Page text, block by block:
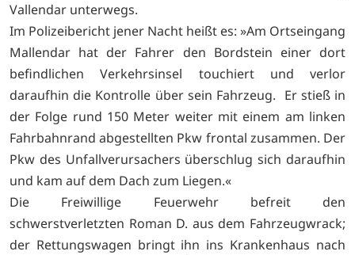
Vallendar unterwegs.
Im Polizeibericht jener Nacht heißt es: »Am Ortseingang
Mallendar hat der Fahrer den Bordstein einer dort
befindlichen Verkehrsinsel touchiert und verlor
daraufhin die Kontrolle über sein Fahrzeug. Er stieß in
der Folge rund 150 Meter weiter mit einem am linken
Fahrbahnrand abgestellten Pkw frontal zusammen. Der
Pkw des Unfallverursachers überschlug sich daraufhin
und kam auf dem Dach zum Liegen.«
Die Freiwillige Feuerwehr befreit den
schwerstverletzten Roman D. aus dem Fahrzeugwrack;
der Rettungswagen bringt ihn ins Krankenhaus nach